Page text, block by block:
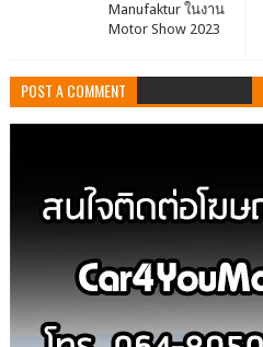
Manufaktur ในงาน
Motor Show 2023
POST A COMMENT